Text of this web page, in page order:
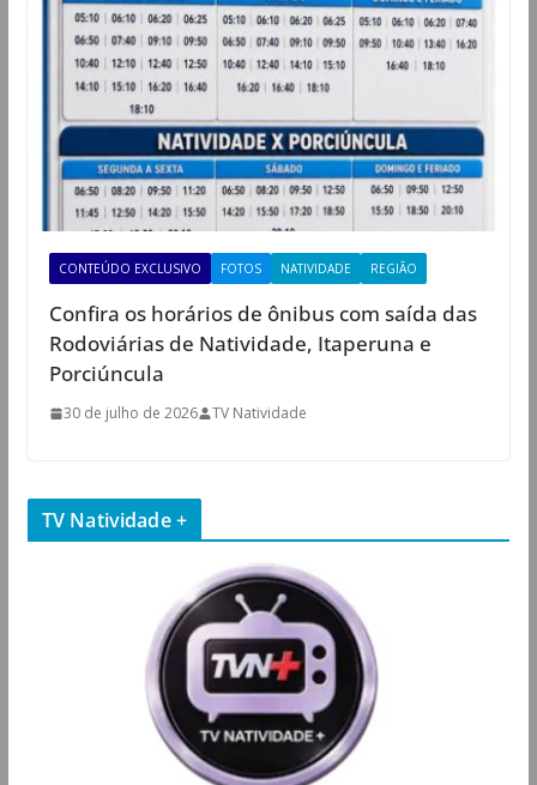
CONTEÚDO EXCLUSIVO FOTOS NATIVIDADE REGIÃO
Confira os horários de ônibus com saída das
Rodoviárias de Natividade, Itaperuna e
Porciúncula
30 de julho de 2026 TV Natividade
TV Natividade +